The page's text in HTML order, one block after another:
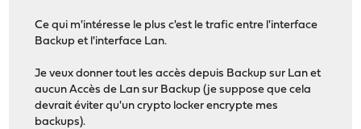
Ce qui m'intéresse le plus c'est le trafic entre l'interface
Backup et l'interface Lan.
Je veux donner tout les accès depuis Backup sur Lan et
aucun Accès de Lan sur Backup (je suppose que cela
devrait éviter qu'un crypto locker encrypte mes
backups).